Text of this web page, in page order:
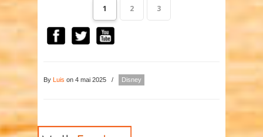
1 2 3
By Luis on 4 mai 2025 / Disney